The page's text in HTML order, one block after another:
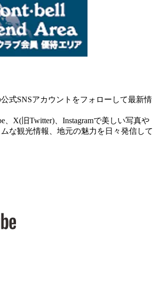
式SNSアカウントをフォローして最新情
、X(旧Twitter)、Instagramで美しい写真や
な観光情報、地元の魅力を日々発信して